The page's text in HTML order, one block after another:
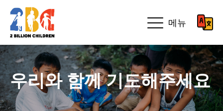
메뉴
우리와 함께 기도해주세요